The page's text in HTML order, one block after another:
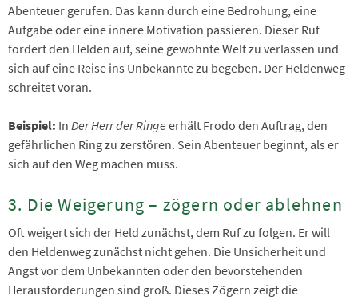
Abenteuer gerufen. Das kann durch eine Bedrohung, eine
Aufgabe oder eine innere Motivation passieren. Dieser Ruf
fordert den Helden auf, seine gewohnte Welt zu verlassen und
sich auf eine Reise ins Unbekannte zu begeben. Der Heldenweg
schreitet voran.
Beispiel: In Der Herr der Ringe erhält Frodo den Auftrag, den
gefährlichen Ring zu zerstören. Sein Abenteuer beginnt, als er
sich auf den Weg machen muss.
3. Die Weigerung – zögern oder ablehnen
Oft weigert sich der Held zunächst, dem Ruf zu folgen. Er will
den Heldenweg zunächst nicht gehen. Die Unsicherheit und
Angst vor dem Unbekannten oder den bevorstehenden
Herausforderungen sind groß. Dieses Zögern zeigt die